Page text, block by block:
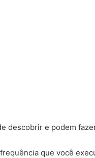
descobrir e podem
que você